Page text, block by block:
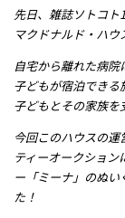
先日、雑誌ソトコト
マクドナルド・ハウ
自宅から離れた病
子どもが宿泊できる
子どもとその家族を
今回このハウスの
ティーオークション
ー「ミーナ」のぬ
た！